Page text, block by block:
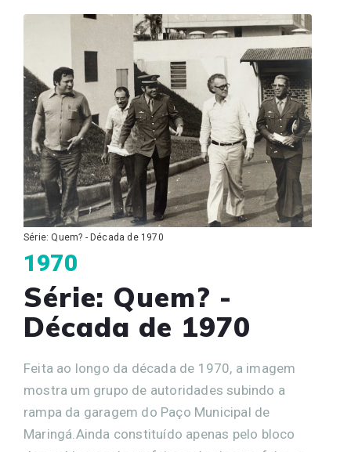
Série: Quem? - Década de 1970
1970
Série: Quem? -
Década de 1970
Feita ao longo da década de 1970, a imagem
mostra um grupo de autoridades subindo a
rampa da garagem do Paço Municipal de
Maringá.Ainda constituído apenas pelo bloco